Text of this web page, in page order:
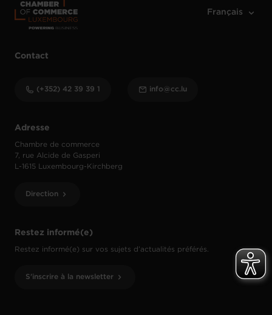
Restez informé(e)
Restez informé(e) sur vos sujets d’actualités préférés.
S'inscrire à la newsletter
Adresse
Chambre de commerce
7, rue Alcide de Gasperi
L-1615 Luxembourg-Kirchberg
Direction
Contact
(+352) 42 39 39 1 info@cc.lu